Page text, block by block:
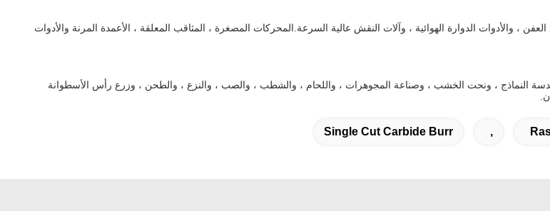
، والأدوات الدوارة الهوائية ، وآلات النقش عالية السرعة.المحركات المصغرة ، المثاقب المعلقة ، الأعمدة المرنة والأدوات
النماذج ، ونحت الخشب ، وصناعة المجوهرات ، واللحام ، والشطب ، والصب ، والنزع ، والطحن ، وزرع رأس الأسطوانة
,
Single Cut Carbide Burr